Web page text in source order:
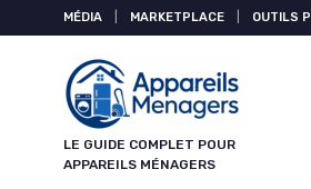
MÉDIA MARKETPLACE OUTILS
LE GUIDE COMPLET POUR
APPAREILS MÉNAGERS
Panneau de gestion des cookies